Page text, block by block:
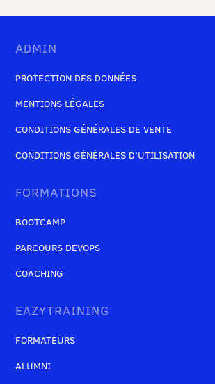
ADMIN
PROTECTION DES DONNÉES
MENTIONS LÉGALES
CONDITIONS GÉNÉRALES DE VENTE
CONDITIONS GÉNÉRALES D’UTILISATION
FORMATIONS
BOOTCAMP
PARCOURS DEVOPS
COACHING
EAZYTRAINING
FORMATEURS
ALUMNI